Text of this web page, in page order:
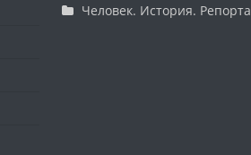
Человек. История.